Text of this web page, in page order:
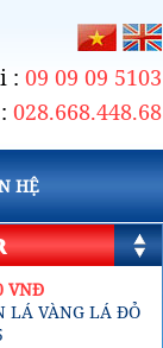
: 09 09 09 5103
028.668.448.68
HỆ
VNĐ
LÁ VÀNG LÁ ĐỎ